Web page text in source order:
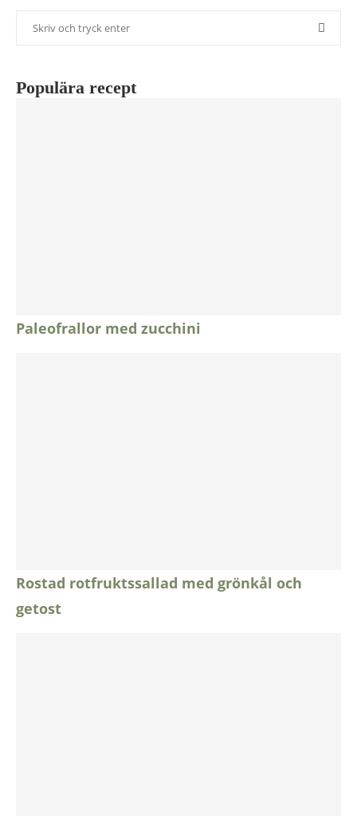
Populära recept
Paleofrallor med zucchini
Rostad rotfruktssallad med grönkål och
getost